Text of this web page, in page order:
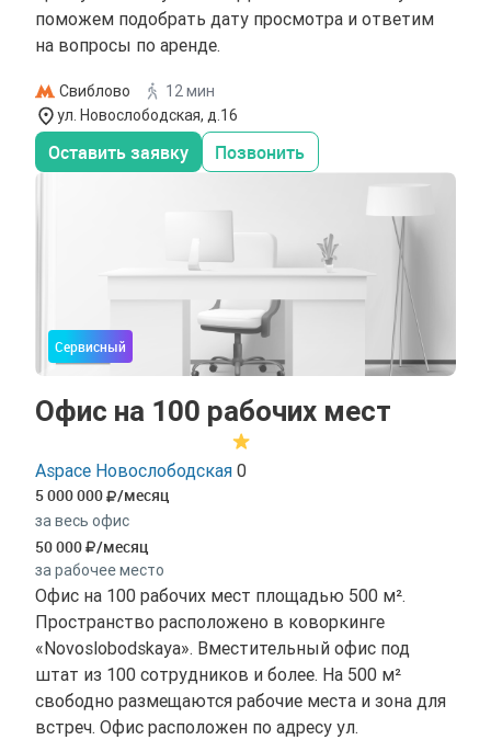
поможем подобрать дату просмотра и ответим
на вопросы по аренде.
Свиблово
12 мин
ул. Новослободская, д.16
Оставить заявку Позвонить
Сервисный
Офис на 100 рабочих мест
Aspace Новослободская 0
5 000 000 /месяц
за весь офис
50 000 /месяц
за рабочее место
Офис на 100 рабочих мест площадью 500 м².
Пространство расположено в коворкинге
«Novoslobodskaya». Вместительный офис под
штат из 100 сотрудников и более. На 500 м²
свободно размещаются рабочие места и зона для
встреч. Офис расположен по адресу ул.